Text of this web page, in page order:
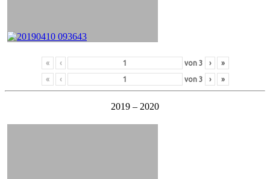
« ‹ von 3 › »
« ‹ von 3 › »
2019 – 2020